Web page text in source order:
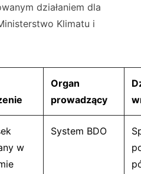
działaniem dla
Klimatu i
Organ
prowadzący
w
System BDO